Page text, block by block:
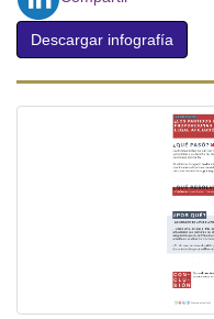
Descargar infografía